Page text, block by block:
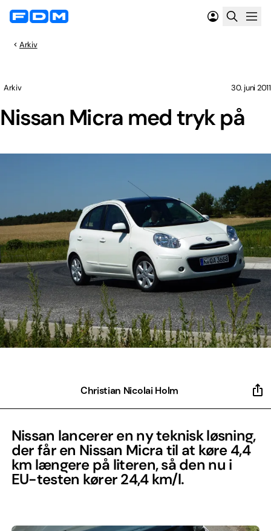
Arkiv
Nissan Micra med tryk på
Arkiv 30. juni 2011
Christian Nicolai Holm
Nissan lancerer en ny teknisk løsning,
der får en Nissan Micra til at køre 4,4
km længere på literen, så den nu i
EU-testen kører 24,4 km/l.